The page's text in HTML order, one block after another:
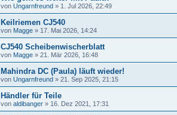
von Ungarnfreund » 1. Jul 2026, 22:49
Keilriemen CJ540
von Magge » 17. Mai 2026, 14:24
CJ540 Scheibenwischerblatt
von Magge » 21. Mär 2026, 16:48
Mahindra DC (Paula) läuft wieder!
von Ungarnfreund » 21. Sep 2025, 21:15
Händler für Teile
von aldibanger » 16. Dez 2021, 17:31